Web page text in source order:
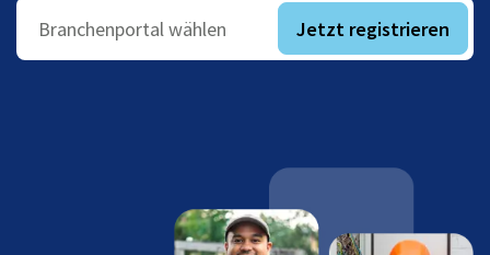
Branchenportal wählen Jetzt registrieren